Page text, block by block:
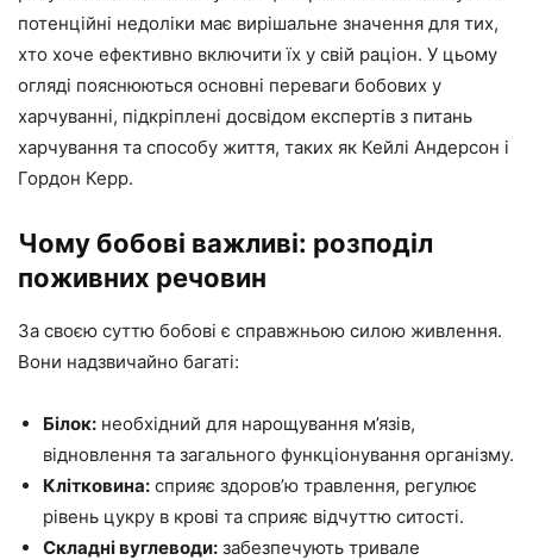
потенційні недоліки має вирішальне значення для тих,
хто хоче ефективно включити їх у свій раціон. У цьому
огляді пояснюються основні переваги бобових у
харчуванні, підкріплені досвідом експертів з питань
харчування та способу життя, таких як Кейлі Андерсон і
Гордон Керр.
Чому бобові важливі: розподіл
поживних речовин
За своєю суттю бобові є справжньою силою живлення.
Вони надзвичайно багаті:
Білок: необхідний для нарощування м’язів,
відновлення та загального функціонування організму.
Клітковина: сприяє здоров’ю травлення, регулює
рівень цукру в крові та сприяє відчуттю ситості.
Складні вуглеводи: забезпечують тривале